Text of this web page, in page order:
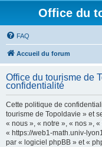
Office du
FAQ
Accueil du forum
Office du tourisme de
confidentialité
Cette politique de
tourisme de Topoldavie » et
« nous », « notre », « nos »,
« https://web1-math.univ-
par « logiciel phpBB » et «